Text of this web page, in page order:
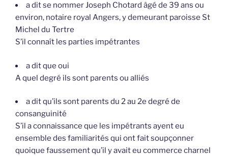
a dit se nommer Joseph Chotard âgé de 39 ans ou
environ, notaire royal Angers, y demeurant paroisse St
Michel du Tertre
S’il connaît les parties impétrantes
a dit que oui
A quel degré ils sont parents ou alliés
a dit qu’ils sont parents du 2 au 2e degré de
consanguinité
S’il a connaissance que les impétrants ayent eu
ensemble des familiarités qui ont fait soupçonner
quoique faussement qu’il y avait eu commerce charnel